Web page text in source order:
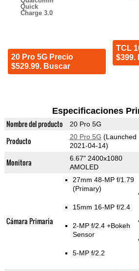
Quick
Charge 3.0
20 Pro 5G Precio
$529.99. Buscar
TCL
$399.
Especificaciones
Nombre del producto 20 Pro 5G
Producto 20 Pro 5G (Launched
2021-04-14)
Monitora
6.67" 2400x1080
AMOLED
Cámara Primaria
27mm 48-MP f/1.79
(Primary)
15mm 16-MP f/2.4
2-MP f/2.4 +Bokeh
Sensor
5-MP f/2.2